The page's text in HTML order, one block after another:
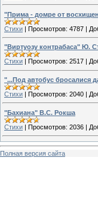
"Прима - домре от
Стихи | Просмотров: 4787 |
"Виртуозу контрабаса" Ю.
Стихи
Просмотров: 2517
"...Под автобус бросалися
Стихи | Просмотров: 2040 |
"Бахиана" В.С. Рокша
Стихи | Просмотров: 2036 |
Полная версия сайта